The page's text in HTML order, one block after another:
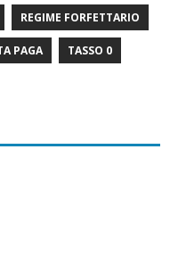
REGIME FORFETTARIO
PAGA TASSO 0